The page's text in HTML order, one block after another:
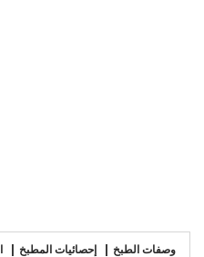
وصفات الطبخ إحصائيات المطبخ